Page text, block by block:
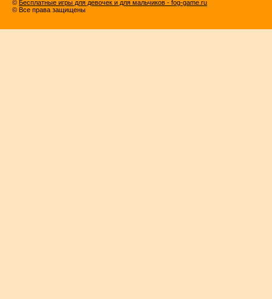
© Бесплатные игры для девочек и для мальчиков - fog-game.ru
© Все права защищены